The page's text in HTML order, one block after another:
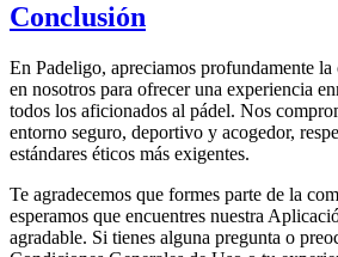
Conclusión
En Padeligo, apreciamos profundamente
en nosotros para ofrecer una experiencia
todos los aficionados al pádel. Nos
entorno seguro, deportivo y acogedor,
estándares éticos más exigentes.
Te agradecemos que formes parte de la
esperamos que encuentres nuestra
agradable. Si tienes alguna pregunta o